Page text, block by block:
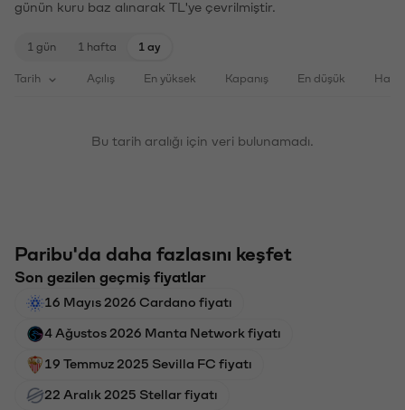
günün kuru baz alınarak TL'ye çevrilmiştir.
1 gün 1 hafta 1 ay
Tarih Açılış En yüksek Kapanış En düşük
Bu tarih aralığı için veri bulunamadı.
Paribu'da daha fazlasını keşfet
Son gezilen geçmiş fiyatlar
16 Mayıs 2026 Cardano fiyatı
4 Ağustos 2026 Manta Network fiyatı
19 Temmuz 2025 Sevilla FC fiyatı
22 Aralık 2025 Stellar fiyatı